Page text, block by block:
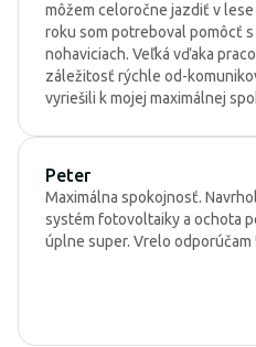
môžem celoročne jazdiť v
roku som potreboval pomôcť
nohaviciach. Veľká vďaka
záležitosť rýchle od-
vyriešili k mojej maximálnej
Peter
Maximálna spokojnosť.
systém fotovoltaiky a ochota
úplne super. Vrelo odporúčam